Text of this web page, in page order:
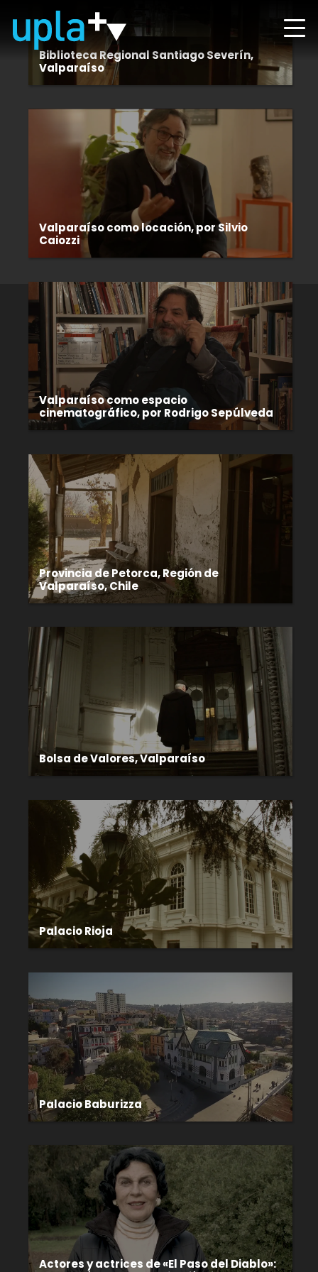
Biblioteca Regional Santiago Severín,
Valparaíso
Valparaíso como locación, por Silvio
Caiozzi
Valparaíso como espacio
cinematográfico, por Rodrigo Sepúlveda
Provincia de Petorca, Región de
Valparaíso, Chile
Bolsa de Valores, Valparaíso
Palacio Rioja
Palacio Baburizza
Actores y actrices de «El Paso del Diablo»: